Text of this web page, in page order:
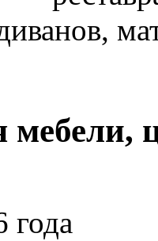
мебели,
года